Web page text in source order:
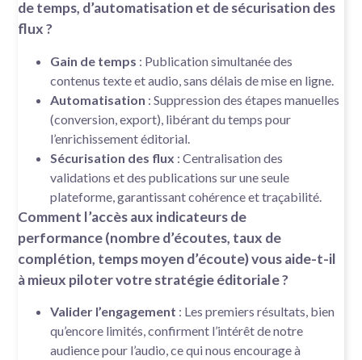
de temps, d’automatisation et de sécurisation des
flux ?
Gain de temps : Publication simultanée des
contenus texte et audio, sans délais de mise en ligne.
Automatisation : Suppression des étapes manuelles
(conversion, export), libérant du temps pour
l’enrichissement éditorial.
Sécurisation des flux : Centralisation des
validations et des publications sur une seule
plateforme, garantissant cohérence et traçabilité.
Comment l’accèsaux indicateurs de
performance(nombre d’écoutes, taux de
complétion, temps moyen d’écoute) vousaide-t-il
à mieux piloter votrestratégie éditoriale ?
Valider l’engagement : Les premiers résultats, bien
qu’encore limités, confirment l’intérêt de notre
audience pour l’audio, ce qui nous encourage à